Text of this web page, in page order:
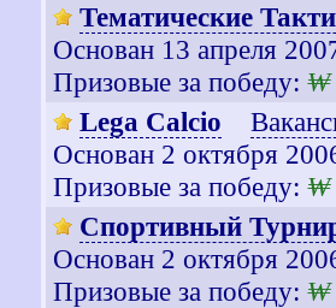
Тематические
Основан 13 апреля
Призовые за победу: ₩
Lega Calcio
Основан 2 октября
Призовые за победу: ₩
Спортивный
Основан 2 октября
Призовые за победу: ₩